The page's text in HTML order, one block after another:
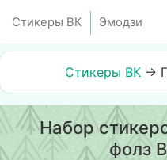
Стикеры ВК Эмодзи
Стикеры ВК →
Набор
фолз